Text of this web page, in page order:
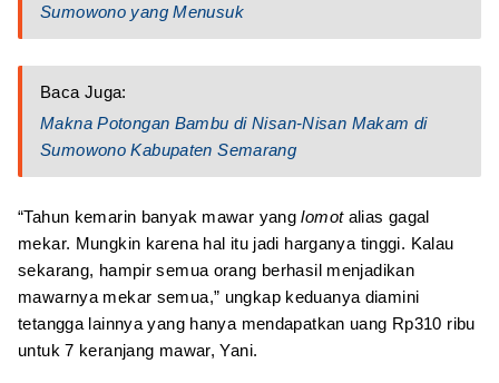
Sumowono yang Menusuk
Baca Juga:
Makna Potongan Bambu di Nisan-Nisan Makam di
Sumowono Kabupaten Semarang
“Tahun kemarin banyak mawar yanglomotalias gagal
mekar. Mungkin karena hal itu jadi harganya tinggi. Kalau
sekarang, hampir semua orang berhasil menjadikan
mawarnya mekar semua,” ungkap keduanya diamini
tetangga lainnya yang hanya mendapatkan uang Rp310 ribu
untuk 7 keranjang mawar, Yani.